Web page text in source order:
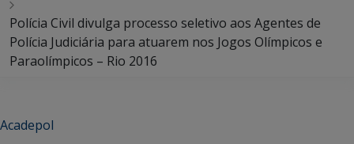
Polícia Civil divulga processo seletivo aos Agentes de
Polícia Judiciária para atuarem nos Jogos Olímpicos e
Paraolímpicos – Rio 2016
Acadepol